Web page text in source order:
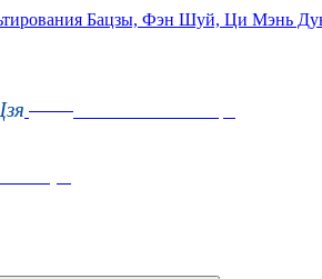
Бацзы, Фэн Шуй, Ци Мэнь